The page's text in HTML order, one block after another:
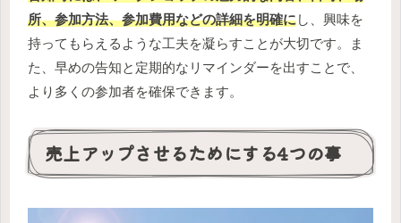
所、参加方法、参加費用などの詳細を明確にし、興味を
持ってもらえるような工夫を凝らすことが大切です。ま
た、早めの告知と定期的なリマインダーを出すことで、
より多くの参加者を確保できます。
売上アップさせるためにする4つの事